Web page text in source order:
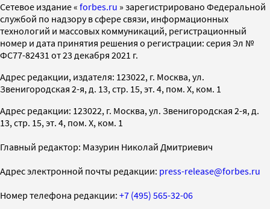
Cетевое издание « forbes.ru » зарегистрировано Федеральной
службой по надзору в сфере связи, информационных
технологий и массовых коммуникаций, регистрационный
номер и дата принятия решения о регистрации: серия Эл №
ФС77-82431 от 23 декабря 2021 г.
Адрес редакции, издателя: 123022, г. Москва, ул.
Звенигородская 2-я, д. 13, стр. 15, эт. 4, пом. X, ком. 1
Адрес редакции: 123022, г. Москва, ул. Звенигородская 2-я, д.
13, стр. 15, эт. 4, пом. X, ком. 1
Главный редактор: Мазурин Николай Дмитриевич
Адрес электронной почты редакции: press-release@forbes.ru
Номер телефона редакции: +7 (495) 565-32-06